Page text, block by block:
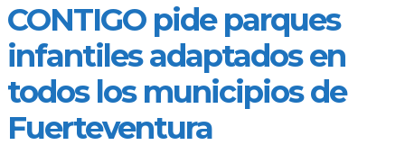
CONTIGO pide parques
infantiles adaptados en
todos los municipios de
Fuerteventura